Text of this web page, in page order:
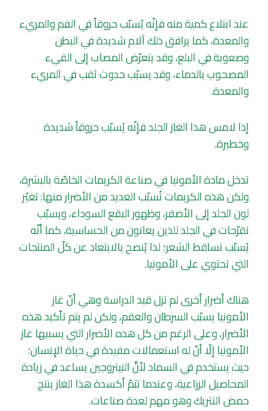
عند ابتلاع كمية منه فإنّه يُسبّب حروقاً في الفم والمريء
والمعدة، كما يرافق ذلك آلام شديدة في البطن
وصعوبة في البلع، وقد يتعرّض المصاب إلى القيء
المصحوب بالدماء، وقد يسبّب حدوث ثقب في المريء
والمعدة.
إذا لامس هذا الغاز الجلد فإنّه يُسبّب حروقاً شديدة
وخطيرة.
تدخل مادة الأمونيا في صناعة الكريمات الخاصّة بالبشرة،
ولكن هذه الكريمات تُسبّب العديد من الأضرار منها: تغيّر
لون الجلد إلى الأصفر، وظهور البقع السوداء، ويسبّب
تقرّحات في الجلد للذين يعانون من الحساسية، كما أنّه
يُسبّب تساقط الشعر؛ لذا يُنصح بالابتعاد عن كلّ المنتجات
التي تحتوي على الأمونيا.
هناك أضرار أخرى لم تزل قيد الدراسة وهي أنّ غاز
الأمونيا يسبّب السرطان والعقم، ولكن لم يتم تأكيد هذه
الأضرار، وعلى الرغم من كل هذه الأضرار التي يسببها غاز
الأمونيا إلّا أنّ له استعمالات مفيدة في حياة الإنسان؛
حيث يستخدم في السماد لأنَّ النيتروجين يساعد في زيادة
المحاصيل الزراعية، وعندما تتمّ أكسدة هذا الغاز ينتج
حمض النتريك وهو مهم لعدة صناعات.